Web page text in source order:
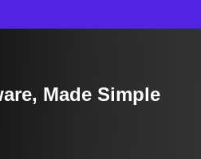
Made Simple